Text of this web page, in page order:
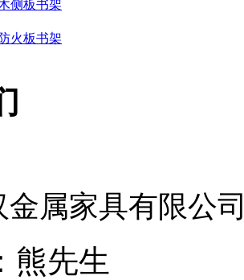
金属家具有限公
熊先生